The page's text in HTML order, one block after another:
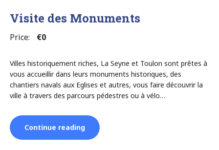
Visite des Monuments
Price: €0
Villes historiquement riches, La Seyne et Toulon sont prêtes à
vous accueillir dans leurs monuments historiques, des
chantiers navals aux Eglises et autres, vous faire découvrir la
ville à travers des parcours pédestres ou à vélo…
Continue reading“Visite